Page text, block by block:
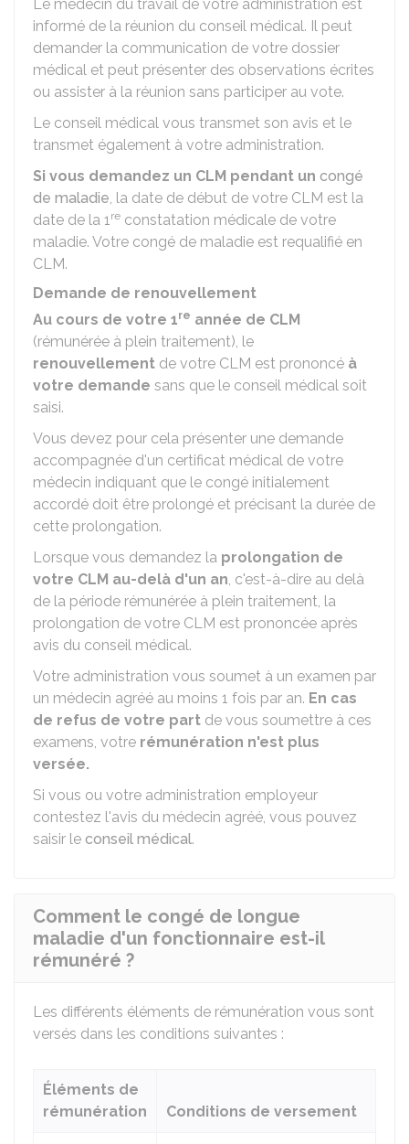
Le médecin du travail de votre administration est
informé de la réunion du conseil médical. Il peut
demander la communication de votre dossier
médical et peut présenter des observations écrites
ou assister à la réunion sans participer au vote.
Le conseil médical vous transmet son avis et le
transmet également à votre administration.
Si vous demandez un CLM pendant un congé
de maladie, la date de début de votre CLM est la
date de la 1re constatation médicale de votre
maladie. Votre congé de maladie est requalifié en
CLM.
Demande de renouvellement
Au cours de votre 1re année de CLM
(rémunérée à plein traitement), le
renouvellement de votre CLM est prononcé à
votre demande sans que le conseil médical soit
saisi.
Vous devez pour cela présenter une demande
accompagnée d'un certificat médical de votre
médecin indiquant que le congé initialement
accordé doit être prolongé et précisant la durée de
cette prolongation.
Lorsque vous demandez la prolongation de
votre CLM au-delà d'un an, c'est-à-dire au delà
de la période rémunérée à plein traitement, la
prolongation de votre CLM est prononcée après
avis du conseil médical.
Votre administration vous soumet à un examen par
un médecin agréé au moins 1 fois par an. En cas
de refus de votre part de vous soumettre à ces
examens, votre rémunération n'est plus
versée.
Si vous ou votre administration employeur
contestez l'avis du médecin agréé, vous pouvez
saisir le conseil médical.
Comment le congé de longue
maladie d'un fonctionnaire est-il
rémunéré ?
Les différents éléments de rémunération vous sont
versés dans les conditions suivantes :
Éléments de
rémunération
Conditions de versement